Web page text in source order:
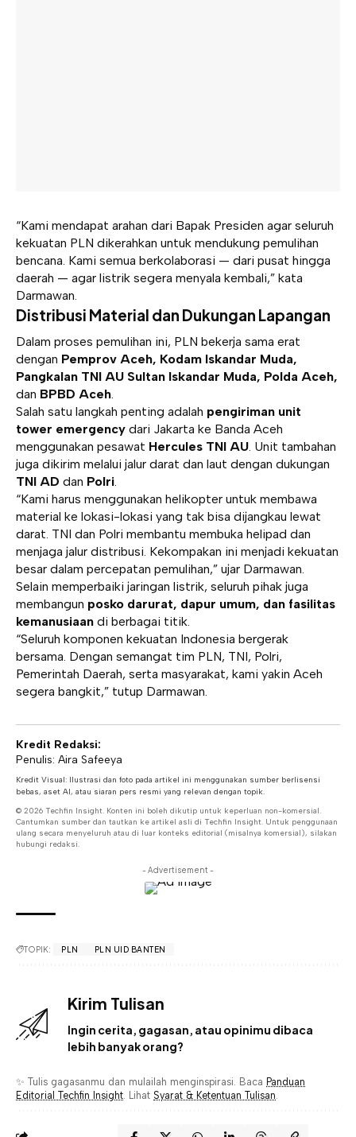
“Kami mendapat arahan dari Bapak Presiden agar seluruh
kekuatan PLN dikerahkan untuk mendukung pemulihan
bencana. Kami semua berkolaborasi — dari pusat hingga
daerah — agar listrik segera menyala kembali,” kata
Darmawan.
Distribusi Material dan Dukungan Lapangan
Dalam proses pemulihan ini, PLN bekerja sama erat
dengan Pemprov Aceh, Kodam Iskandar Muda,
Pangkalan TNI AU Sultan Iskandar Muda, Polda Aceh,
dan BPBD Aceh.
Salah satu langkah penting adalah pengiriman unit
tower emergency dari Jakarta ke Banda Aceh
menggunakan pesawat Hercules TNI AU. Unit tambahan
juga dikirim melalui jalur darat dan laut dengan dukungan
TNI AD dan Polri.
“Kami harus menggunakan helikopter untuk membawa
material ke lokasi-lokasi yang tak bisa dijangkau lewat
darat. TNI dan Polri membantu membuka helipad dan
menjaga jalur distribusi. Kekompakan ini menjadi kekuatan
besar dalam percepatan pemulihan,” ujar Darmawan.
Selain memperbaiki jaringan listrik, seluruh pihak juga
membangun posko darurat, dapur umum, dan fasilitas
kemanusiaan di berbagai titik.
“Seluruh komponen kekuatan Indonesia bergerak
bersama. Dengan semangat tim PLN, TNI, Polri,
Pemerintah Daerah, serta masyarakat, kami yakin Aceh
segera bangkit,” tutup Darmawan.
Kredit Redaksi:
Penulis: Aira Safeeya
Kredit Visual: Ilustrasi dan foto pada artikel ini menggunakan sumber berlisensi
bebas, aset AI, atau siaran pers resmi yang relevan dengan topik.
© 2026 Techfin Insight. Konten ini boleh dikutip untuk keperluan non-komersial.
Cantumkan sumber dan tautkan ke artikel asli di Techfin Insight. Untuk penggunaan
ulang secara menyeluruh atau di luar konteks editorial (misalnya komersial), silakan
hubungi redaksi.
- Advertisement -
TOPIK: PLN PLN UID BANTEN
Kirim Tulisan
Ingin cerita, gagasan, atau opinimu dibaca
lebih banyak orang?
✨ Tulis gagasanmu dan mulailah menginspirasi. Baca Panduan
Editorial Techfin Insight . Lihat Syarat & Ketentuan Tulisan